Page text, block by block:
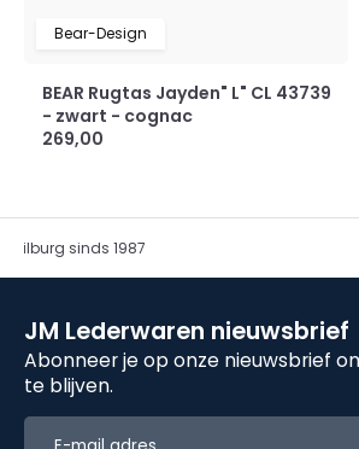
Bear-Design
BEAR Rugtas Jayden" L" CL 43739
- zwart - cognac
269,00
Tilburg sinds 1987
JM Lederwaren nieuwsbrief
Abonneer je op onze nieuwsbrief
te blijven.